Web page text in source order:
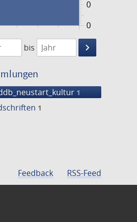
0
0
1475
bis
keyboard_arrow_right
Suche
1
1
Feedback RSS-Feed